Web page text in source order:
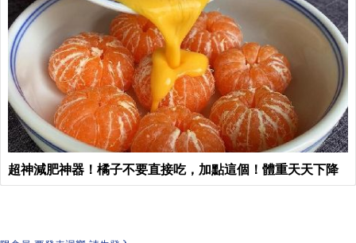
超神減肥神器！橘子不要直接吃，加點這個！體重天天下降